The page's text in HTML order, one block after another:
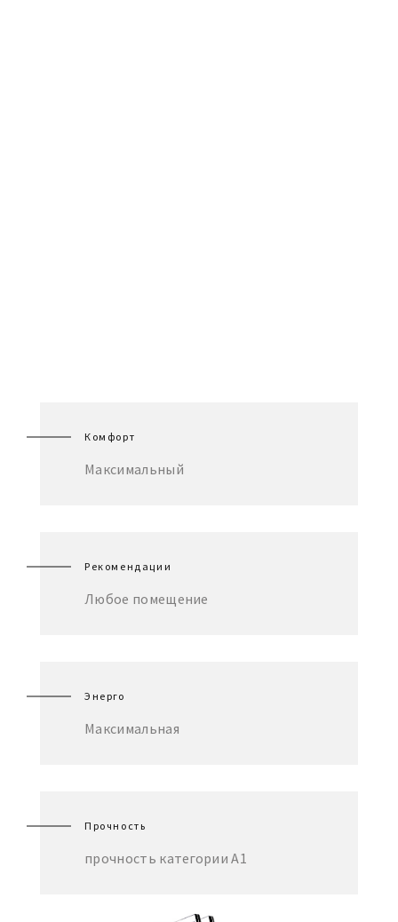
Комфорт
Максимальный
Рекомендации
Любое помещение
Энерго
Максимальная
Прочность
прочность категории А1